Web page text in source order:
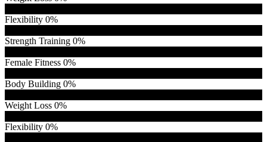
Flexibility 0%
Strength Training 0%
Female Fitness 0%
Body Building 0%
Weight Loss 0%
Flexibility 0%